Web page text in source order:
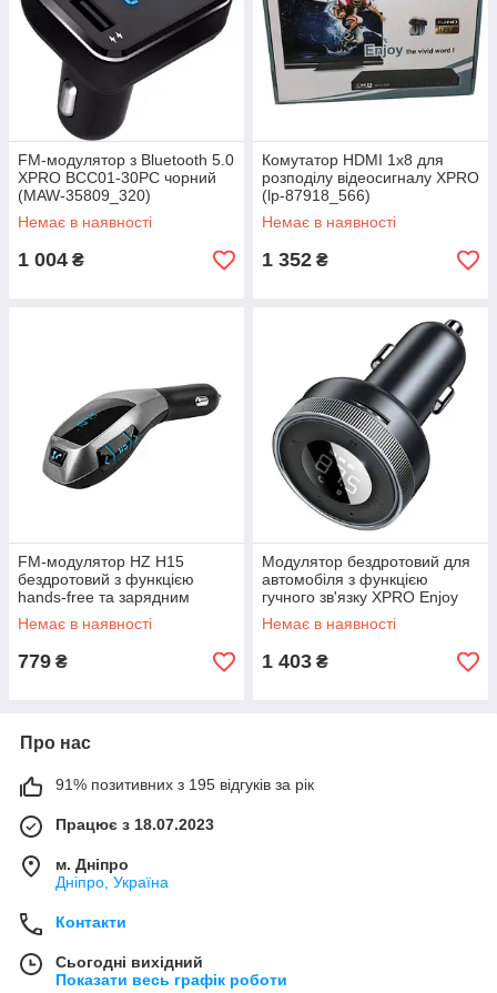
FM-модулятор з Bluetooth 5.0
XPRO BCC01-30PC чорний
(MAW-35809_320)
Немає в наявності
1 004 ₴
Комутатор HDMI 1x8 для
розподілу відеосигналу XPRO
(lp-87918_566)
Немає в наявності
1 352 ₴
FM-модулятор HZ H15
бездротовий з функцією
hands-free та зарядним
пристроєм XPRO (4689_180)
Немає в наявності
779 ₴
Модулятор бездротовий для
автомобіля з функцією
гучного зв'язку XPRO Enjoy
Car Wireless CCLH (37230-
01_552)
Немає в наявності
1 403 ₴
Про нас
91% позитивних з 195 відгуків за рік
Працює з 18.07.2023
м. Дніпро
Дніпро, Україна
Контакти
Сьогодні вихідний
Показати весь графік роботи